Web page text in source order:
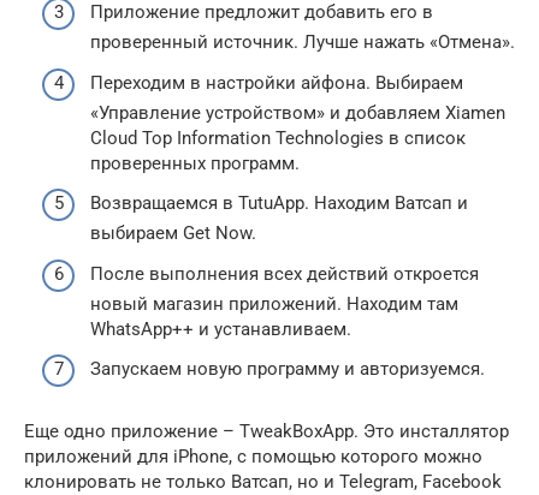
Приложение предложит добавить его в
проверенный источник. Лучше нажать «Отмена».
Переходим в настройки айфона. Выбираем
«Управление устройством» и добавляем Xiamen
Cloud Top Information Technologies в список
проверенных программ.
Возвращаемся в TutuApp. Находим Ватсап и
выбираем Get Now.
После выполнения всех действий откроется
новый магазин приложений. Находим там
WhatsApp++ и устанавливаем.
Запускаем новую программу и авторизуемся.
Еще одно приложение – TweakBoxApp. Это инсталлятор
приложений для iPhone, с помощью которого можно
клонировать не только Ватсап, но и Telegram, Facebook